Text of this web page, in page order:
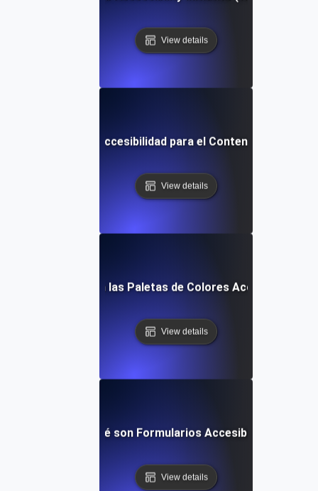
View details
Directrices de Accesibilidad para el Contenido Web
View details
¿Qué son las Paletas de Colores Accesibles?
View details
¿Qué son Formularios Accesibles?
View details